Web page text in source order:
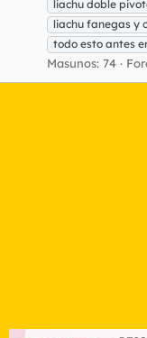
liachu doble
liachu fanegas y
todo esto antes
Masunos: 74